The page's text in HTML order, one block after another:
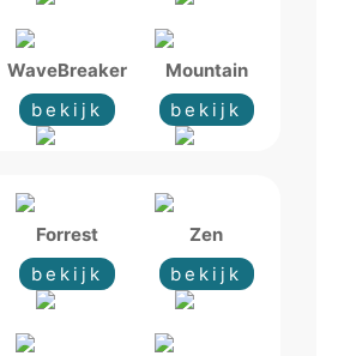
WaveBreaker
bekijk
Mountain
bekijk
Forrest
bekijk
Zen
bekijk